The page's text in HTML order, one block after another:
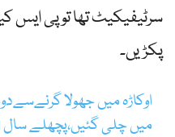
سرٹیفیکیٹ تھا توپی ایس
پکڑیں۔
اوکاڑہ میں جھولا